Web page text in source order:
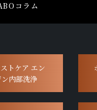
コラム
トケア エン
ン内部洗浄